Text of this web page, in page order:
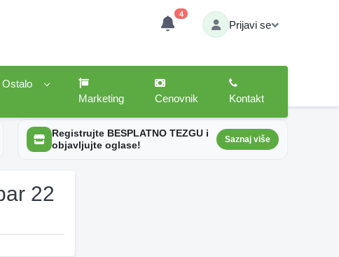
4
Prijavi se
Ostalo
Marketing
Cenovnik Kontakt
Registrujte BESPLATNO TEZGU i
objavljujte oglase!
Saznaj više
22